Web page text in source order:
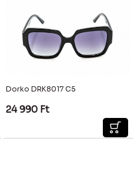
Dorko DRK8017 C5
24 990 Ft